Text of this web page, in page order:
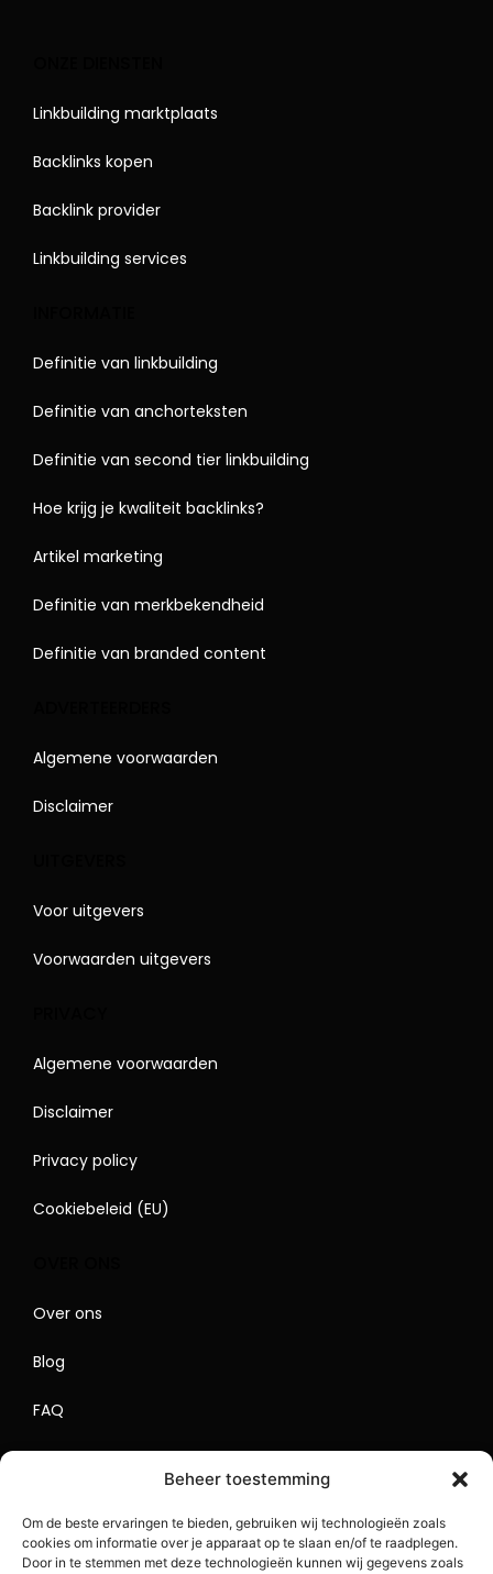
Beheer toestemming
Om de beste ervaringen te bieden, gebruiken wij technologieën zoals
cookies om informatie over je apparaat op te slaan en/of te raadplegen.
Door in te stemmen met deze technologieën kunnen wij gegevens zoals
Linkbuilding marktplaats
Backlinks kopen
Backlink provider
Linkbuilding services
Definitie van linkbuilding
Definitie van anchorteksten
Definitie van second tier linkbuilding
Hoe krijg je kwaliteit backlinks?
Artikel marketing
Definitie van merkbekendheid
Definitie van branded content
Algemene voorwaarden
Disclaimer
Voor uitgevers
Voorwaarden uitgevers
Algemene voorwaarden
Disclaimer
Privacy policy
Cookiebeleid (EU)
Over ons
Blog
FAQ
Lokaal Adverteren